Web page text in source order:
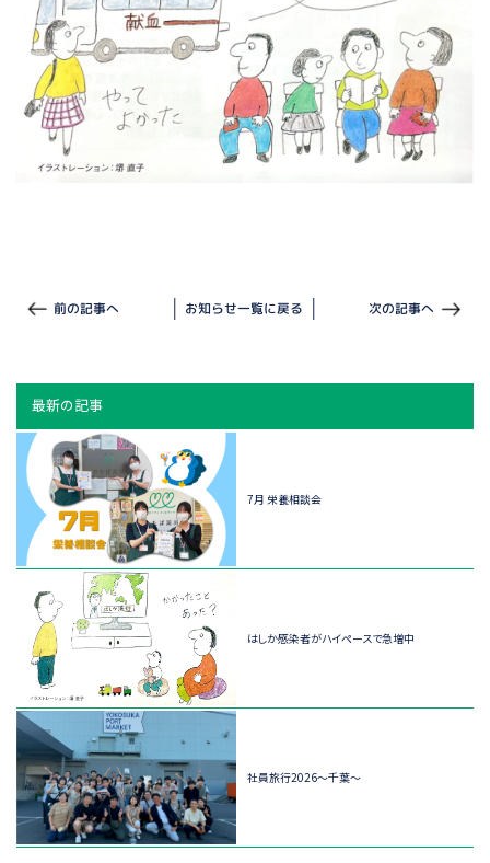
前の記事へ お知らせ一覧に戻る 次の記事へ
最新の記事
7月 栄養相談会
はしか感染者がハイペースで急増中
社員旅行2026～千葉～